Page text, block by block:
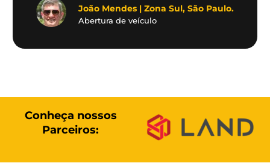
João Mendes | Zona Sul, São Paulo.
Abertura de veículo
Conheça nossos
Parceiros: